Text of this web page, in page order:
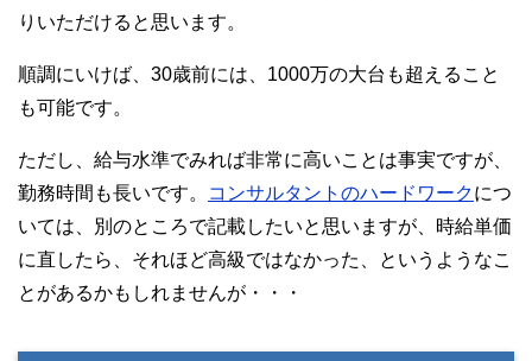
りいただけると思います。
順調にいけば、30歳前には、1000万の大台も超えること
も可能です。
ただし、給与水準でみれば非常に高いことは事実ですが、
勤務時間も長いです。
コンサルタントのハードワークにつ
いては、別のところで記載したいと思いますが、時給単価
に直したら、それほど高級ではなかった、というようなこ
とがあるかもしれませんが・・・